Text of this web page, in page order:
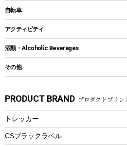
ポール
グランドシート
ツール
焚き火台&ストーブ
火起こし
バーベキューツール
クッキングツール
ナイフ
カトラリー
マグカップ、カップ
ステンレスボトル
フードボトル
ディズニーボトル
保冷剤
リュック、バックパック
トートバッグ、サコッシュ
ショッピングキャリー
その他アウトドア雑貨
スプレー関係
ツール、他
インフレータブル
カヤック
パドル
ヘルメット
エアーポンプ
アクセサリー
自転車
折りたたみ自転車
スポーツサイクル
シティサイクル
自転車ウェア
アクティビティ
マリン
ラッシュガード
パラソル
フローティングベスト
酒類・Alcoholic Beverages
その他
湯たんぽ
防災用品
PRODUCT BRAND プロダクトブラン
トレッカー
CSブラックラベル